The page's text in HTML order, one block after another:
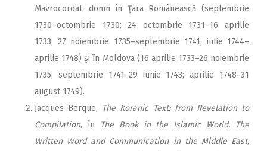
Mavrocordat, domn în Ţara Românească (septembrie
1730–octombrie 1730; 24 octombrie 1731–16 aprilie
1733; 27 noiembrie 1735–septembrie 1741; iulie 1744–
aprilie 1748) şi în Moldova (16 aprilie 1733–26 noiembrie
1735; septembrie 1741–29 iunie 1743; aprilie 1748–31
august 1749).
Jacques Berque, The Koranic Text: from Revelation to
Compilation, în
The Book in the Islamic World. The
Written Word and Communication in the Middle East,